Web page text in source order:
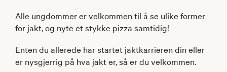
Alle ungdommer er velkommen til å se ulike former
for jakt, og nyte et stykke pizza samtidig!
Enten du allerede har startet jaktkarrieren din eller
er nysgjerrig på hva jakt er, så er du velkommen.